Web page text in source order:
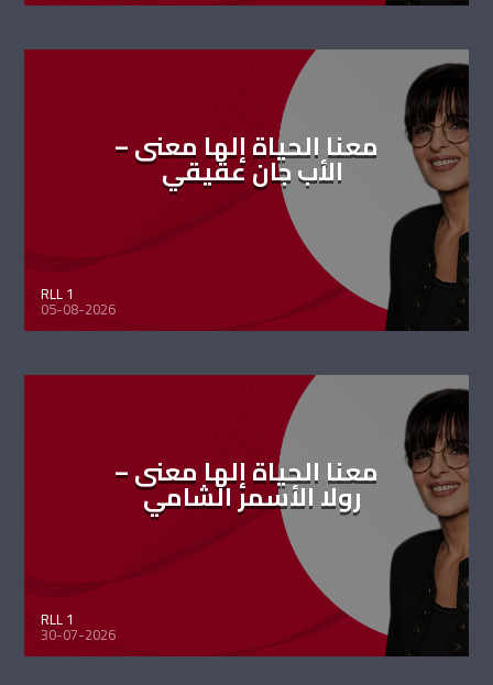
معنا الحياة إلها معنى –
الأب جان عقيقي
RLL 1
05-08-2026
معنا الحياة إلها معنى –
رولا الأسمر الشامي
RLL 1
30-07-2026